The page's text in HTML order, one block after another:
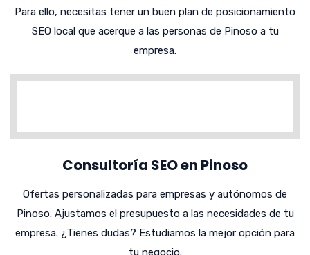
Para ello, necesitas tener un buen plan de posicionamiento
SEO local que acerque a las personas de Pinoso a tu
empresa.
Consultoría SEO en Pinoso
Ofertas personalizadas para empresas y autónomos de
Pinoso. Ajustamos el presupuesto a las necesidades de tu
empresa. ¿Tienes dudas? Estudiamos la mejor opción para
tu negocio.